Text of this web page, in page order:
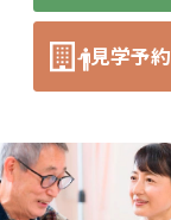
見学予約